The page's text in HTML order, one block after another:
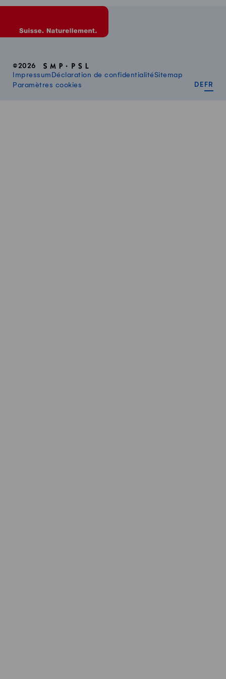
©2026
Impressum Déclaration de confidentialitéSitemap
Paramètres cookies
DE FR